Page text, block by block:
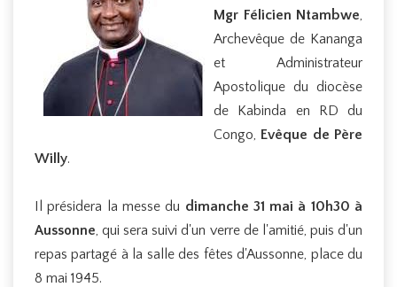
Mgr Félicien Ntambwe
Archevêque de Kananga
et Administrateur
Apostolique du diocèse
de Kabinda en RD du
Congo, Evêque de Père
Willy.
Il présidera la messe du dimanche 31 mai à 10h30 à
Aussonne , qui sera suivi d'un verre de l'amitié, puis d'un
repas partagé à la salle des fêtes d'Aussonne, place du
8 mai 1945.